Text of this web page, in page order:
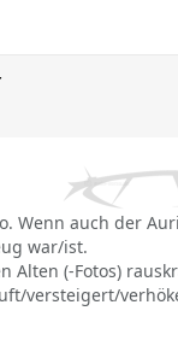
Wenn auch der
war/ist.
Alten (-Fotos)
versteigert/